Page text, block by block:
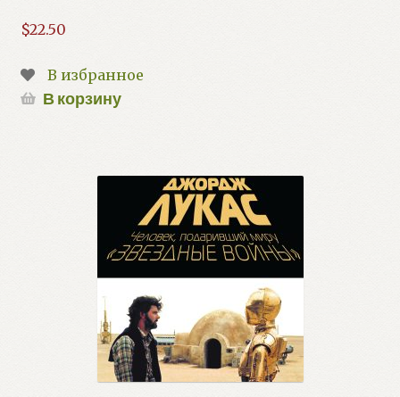
$22.50
В избранное
В корзину